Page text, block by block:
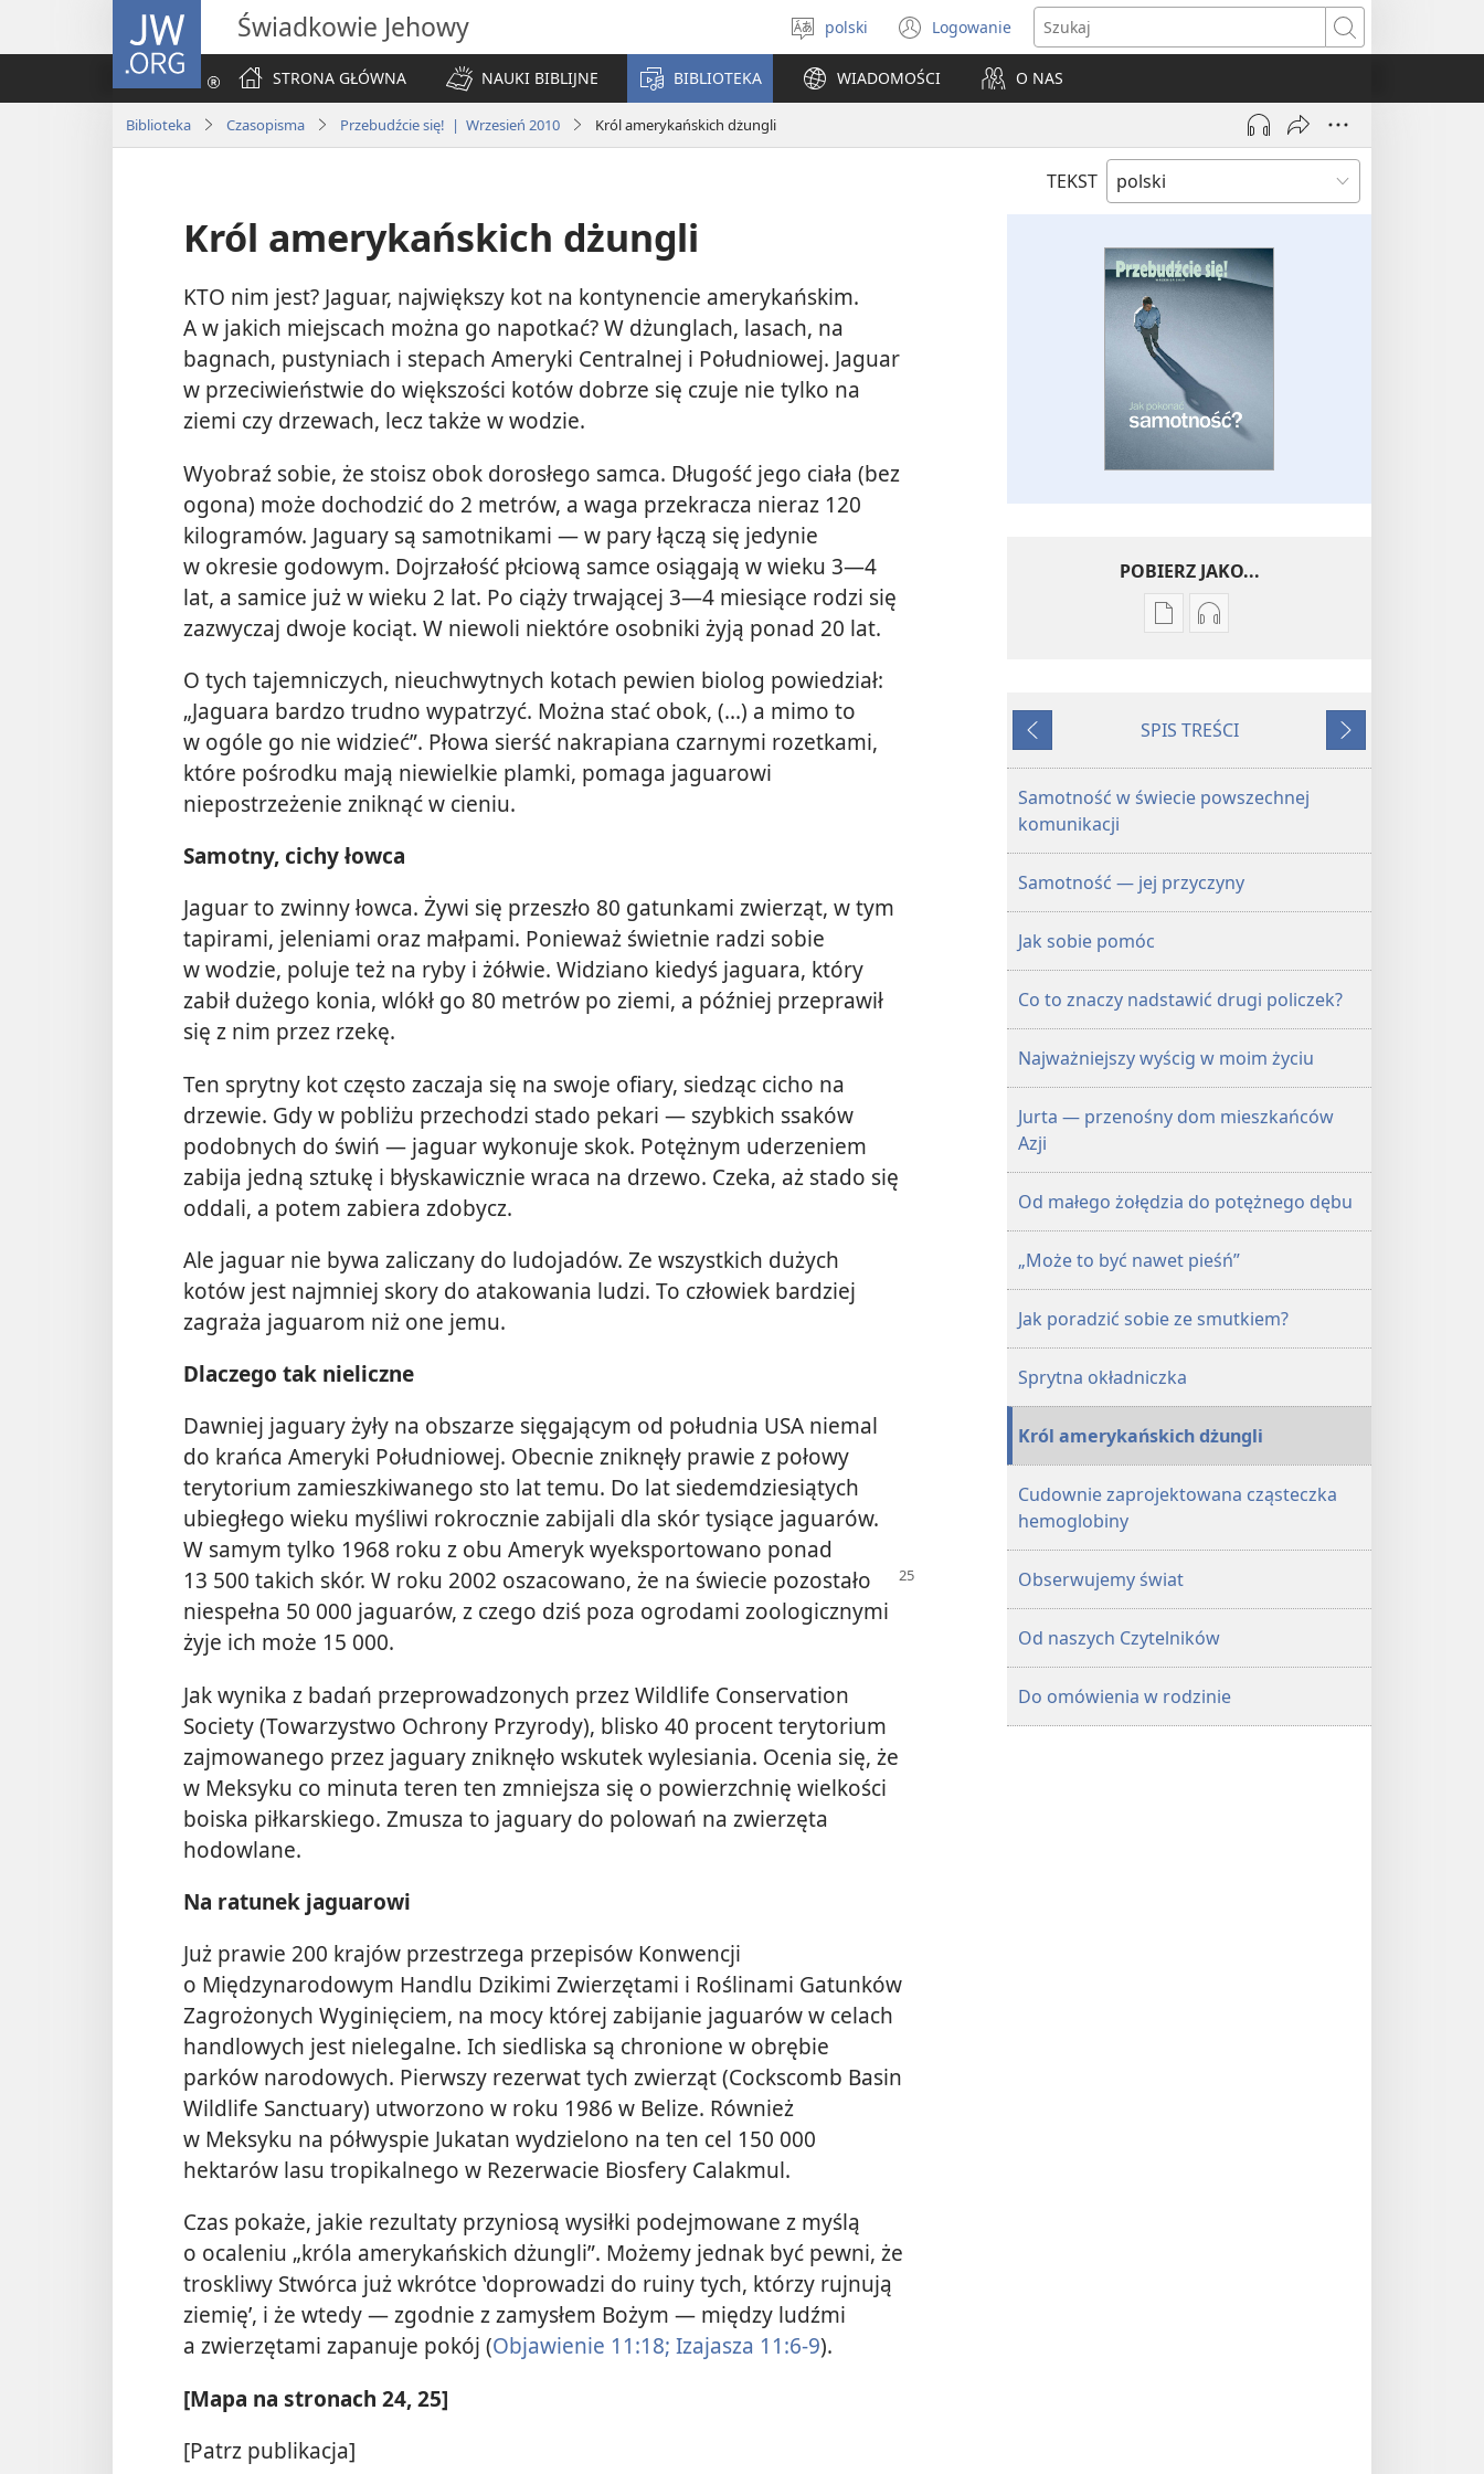
JW.ORG Świadkowie Jehowy
Wybór
języka
polski Logowanie
(opens
new
window)
Szukaj
STRONA GŁÓWNA
NAUKI BIBLIJNE BIBLIOTEKA WIADOMOŚCI O NAS
Biblioteka Czasopisma Przebudźcie się! | Wrzesień 2010 Król amerykańskich dżungli
TEKST
Król amerykańskich dżungli
KTO nim jest? Jaguar, największy kot na kontynencie amerykańskim.
A w jakich miejscach można go napotkać? W dżunglach, lasach, na
bagnach, pustyniach i stepach Ameryki Centralnej i Południowej. Jaguar
w przeciwieństwie do większości kotów dobrze się czuje nie tylko na
ziemi czy drzewach, lecz także w wodzie.
Wyobraź sobie, że stoisz obok dorosłego samca. Długość jego ciała (bez
ogona) może dochodzić do 2 metrów, a waga przekracza nieraz 120
kilogramów. Jaguary są samotnikami — w pary łączą się jedynie
w okresie godowym. Dojrzałość płciową samce osiągają w wieku 3—4
lat, a samice już w wieku 2 lat. Po ciąży trwającej 3—4 miesiące rodzi się
zazwyczaj dwoje kociąt. W niewoli niektóre osobniki żyją ponad 20 lat.
O tych tajemniczych, nieuchwytnych kotach pewien biolog powiedział:
„Jaguara bardzo trudno wypatrzyć. Można stać obok, (...) a mimo to
w ogóle go nie widzieć”. Płowa sierść nakrapiana czarnymi rozetkami,
które pośrodku mają niewielkie plamki, pomaga jaguarowi
niepostrzeżenie zniknąć w cieniu.
Samotny, cichy łowca
Jaguar to zwinny łowca. Żywi się przeszło 80 gatunkami zwierząt, w tym
tapirami, jeleniami oraz małpami. Ponieważ świetnie radzi sobie
w wodzie, poluje też na ryby i żółwie. Widziano kiedyś jaguara, który
zabił dużego konia, wlókł go 80 metrów po ziemi, a później przeprawił
się z nim przez rzekę.
Ten sprytny kot często zaczaja się na swoje ofiary, siedząc cicho na
drzewie. Gdy w pobliżu przechodzi stado pekari — szybkich ssaków
podobnych do świń — jaguar wykonuje skok. Potężnym uderzeniem
zabija jedną sztukę i błyskawicznie wraca na drzewo. Czeka, aż stado się
oddali, a potem zabiera zdobycz.
Ale jaguar nie bywa zaliczany do ludojadów. Ze wszystkich dużych
kotów jest najmniej skory do atakowania ludzi. To człowiek bardziej
zagraża jaguarom niż one jemu.
Dlaczego tak nieliczne
Dawniej jaguary żyły na obszarze sięgającym od południa USA niemal
do krańca Ameryki Południowej. Obecnie zniknęły prawie z połowy
terytorium zamieszkiwanego sto lat temu. Do lat siedemdziesiątych
ubiegłego wieku myśliwi rokrocznie zabijali dla skór tysiące jaguarów.
W samym tylko 1968 roku z obu Ameryk wyeksportowano ponad
13 500 takich skór. W roku 2002 oszacowano, że na świecie pozostało
niespełna 50 000 jaguarów, z czego dziś poza ogrodami zoologicznymi
żyje ich może 15 000.
Jak wynika z badań przeprowadzonych przez Wildlife Conservation
Society (Towarzystwo Ochrony Przyrody), blisko 40 procent terytorium
zajmowanego przez jaguary zniknęło wskutek wylesiania. Ocenia się, że
w Meksyku co minuta teren ten zmniejsza się o powierzchnię wielkości
boiska piłkarskiego. Zmusza to jaguary do polowań na zwierzęta
hodowlane.
Na ratunek jaguarowi
Już prawie 200 krajów przestrzega przepisów Konwencji
o Międzynarodowym Handlu Dzikimi Zwierzętami i Roślinami Gatunków
Zagrożonych Wyginięciem, na mocy której zabijanie jaguarów w celach
handlowych jest nielegalne. Ich siedliska są chronione w obrębie
parków narodowych. Pierwszy rezerwat tych zwierząt (Cockscomb Basin
Wildlife Sanctuary) utworzono w roku 1986 w Belize. Również
w Meksyku na półwyspie Jukatan wydzielono na ten cel 150 000
hektarów lasu tropikalnego w Rezerwacie Biosfery Calakmul.
Czas pokaże, jakie rezultaty przyniosą wysiłki podejmowane z myślą
o ocaleniu „króla amerykańskich dżungli”. Możemy jednak być pewni, że
troskliwy Stwórca już wkrótce ‛doprowadzi do ruiny tych, którzy rujnują
ziemię’, i że wtedy — zgodnie z zamysłem Bożym — między ludźmi
a zwierzętami zapanuje pokój (Objawienie 11:18; Izajasza 11:6-9).
[Mapa na stronach 24, 25]
[Patrz publikacja]
POBIERZ JAKO...
Ustawienia
PRZEBUDŹCIE
Wrzesień 2010
Ustawienia
PRZEBUDŹCIE
Wrzesień 2010
Wstecz
SPIS TREŚCI
Dalej
Samotność w świecie powszechnej
komunikacji
Samotność — jej przyczyny
Jak sobie pomóc
Co to znaczy nadstawić drugi policzek?
Najważniejszy wyścig w moim życiu
Jurta — przenośny dom mieszkańców
Azji
Od małego żołędzia do potężnego dębu
„Może to być nawet pieśń”
Jak poradzić sobie ze smutkiem?
Sprytna okładniczka
Król amerykańskich dżungli
Cudownie zaprojektowana cząsteczka
hemoglobiny
Obserwujemy świat
Od naszych Czytelników
Do omówienia w rodzinie